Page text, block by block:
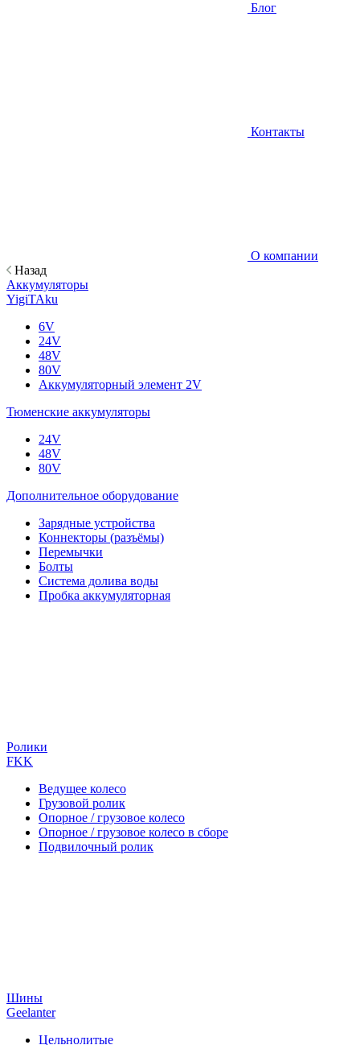
Блог
Контакты
О компании
Назад
Аккумуляторы
YigiTAku
6V
24V
48V
80V
Аккумуляторный элемент 2V
Тюменские аккумуляторы
24V
48V
80V
Дополнительное оборудование
Зарядные устройства
Коннекторы (разъёмы)
Перемычки
Болты
Система долива воды
Пробка аккумуляторная
Ролики
FKK
Ведущее колесо
Грузовой ролик
Опорное / грузовое колесо
Опорное / грузовое колесо в сборе
Подвилочный ролик
Шины
Geelanter
Цельнолитые